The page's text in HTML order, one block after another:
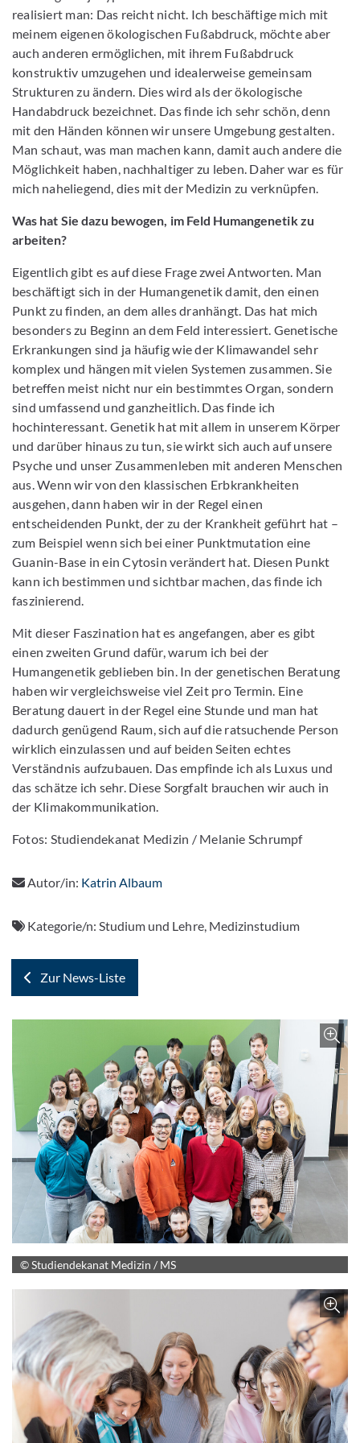
realisiert man: Das reicht nicht. Ich beschäftige mich mit
meinem eigenen ökologischen Fußabdruck, möchte aber
auch anderen ermöglichen, mit ihrem Fußabdruck
konstruktiv umzugehen und idealerweise gemeinsam
Strukturen zu ändern. Dies wird als der ökologische
Handabdruck bezeichnet. Das finde ich sehr schön, denn
mit den Händen können wir unsere Umgebung gestalten.
Man schaut, was man machen kann, damit auch andere die
Möglichkeit haben, nachhaltiger zu leben. Daher war es für
mich naheliegend, dies mit der Medizin zu verknüpfen.
Was hat Sie dazu bewogen, im Feld Humangenetik zu
arbeiten?
Eigentlich gibt es auf diese Frage zwei Antworten. Man
beschäftigt sich in der Humangenetik damit, den einen
Punkt zu finden, an dem alles dranhängt. Das hat mich
besonders zu Beginn an dem Feld interessiert. Genetische
Erkrankungen sind ja häufig wie der Klimawandel sehr
komplex und hängen mit vielen Systemen zusammen. Sie
betreffen meist nicht nur ein bestimmtes Organ, sondern
sind umfassend und ganzheitlich. Das finde ich
hochinteressant. Genetik hat mit allem in unserem Körper
und darüber hinaus zu tun, sie wirkt sich auch auf unsere
Psyche und unser Zusammenleben mit anderen Menschen
aus. Wenn wir von den klassischen Erbkrankheiten
ausgehen, dann haben wir in der Regel einen
entscheidenden Punkt, der zu der Krankheit geführt hat –
zum Beispiel wenn sich bei einer Punktmutation eine
Guanin-Base in ein Cytosin verändert hat. Diesen Punkt
kann ich bestimmen und sichtbar machen, das finde ich
faszinierend.
Mit dieser Faszination hat es angefangen, aber es gibt
einen zweiten Grund dafür, warum ich bei der
Humangenetik geblieben bin. In der genetischen Beratung
haben wir vergleichsweise viel Zeit pro Termin. Eine
Beratung dauert in der Regel eine Stunde und man hat
dadurch genügend Raum, sich auf die ratsuchende Person
wirklich einzulassen und auf beiden Seiten echtes
Verständnis aufzubauen. Das empfinde ich als Luxus und
das schätze ich sehr. Diese Sorgfalt brauchen wir auch in
der Klimakommunikation.
Fotos: Studiendekanat Medizin / Melanie Schrumpf
Autor/in: Katrin Albaum
Kategorie/n: Studium und Lehre, Medizinstudium
Zur News-Liste
© Studiendekanat Medizin / MS